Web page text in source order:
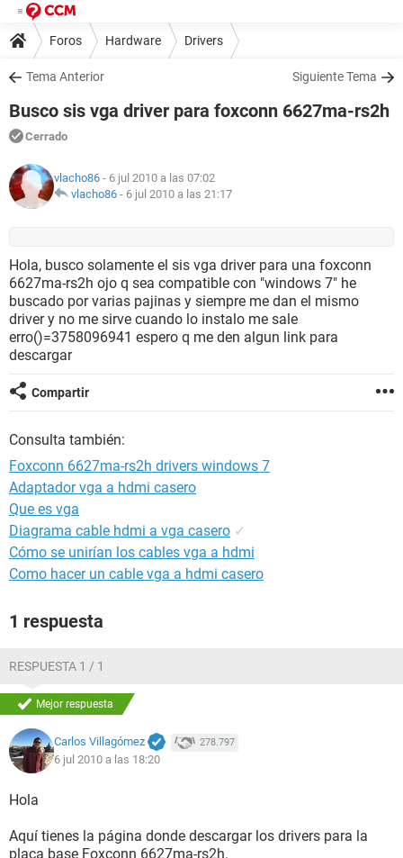
Foros Hardware Drivers
Tema Anterior Siguiente Tema
Busco sis vga driver para foxconn 6627ma-rs2h
Cerrado
vlacho86 - 6 jul 2010 a las 07:02
vlacho86 - 6 jul 2010 a las 21:17
Hola, busco solamente el sis vga driver para una foxconn
6627ma-rs2h ojo q sea compatible con "windows 7" he
buscado por varias pajinas y siempre me dan el mismo
driver y no me sirve cuando lo instalo me sale
erro()=3758096941 espero q me den algun link para
descargar
Compartir
Consulta también:
Foxconn 6627ma-rs2h drivers windows 7
Adaptador vga a hdmi casero
Que es vga
Diagrama cable hdmi a vga casero ✓
Cómo se unirían los cables vga a hdmi
Como hacer un cable vga a hdmi casero
1 respuesta
RESPUESTA 1 / 1
Mejor respuesta
Carlos Villagómez 278.797
6 jul 2010 a las 18:20
Hola
Aquí tienes la página donde descargar los drivers para la
placa base Foxconn 6627ma-rs2h.